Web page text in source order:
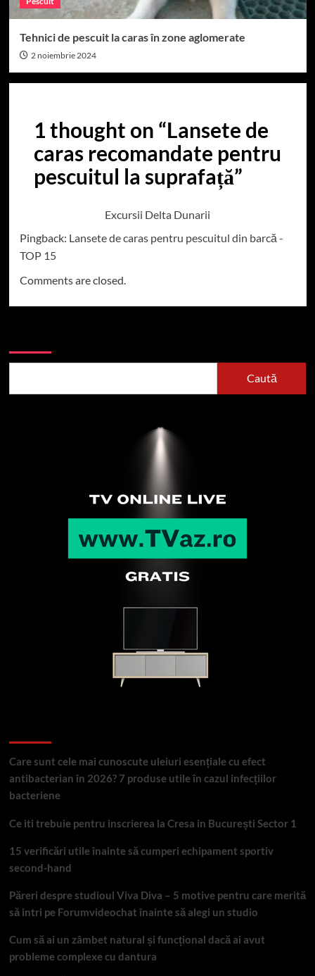
Tehnici de pescuit la caras în zone aglomerate
2 noiembrie 2024
1 thought on “Lansete de
caras recomandate pentru
pescuitul la suprafață”
Excursii Delta Dunarii
Pingback: Lansete de caras pentru pescuitul din barcă -
TOP 15
Comments are closed.
Caută
Care sunt cele mai cunoscute uleiuri esențiale cu efect
antibacterian în 2026? 7 produse utile în cazul infecțiilor
bacteriene
Ce iti trebuie pentru inscrierea la Cresa in București Sector 1
15 verificări utile înainte să cumperi echipament sportiv
second-hand
Păreri despre studioul Viva Diva – 5 motive pentru care merită
să intri pe Forumvideochat înainte să alegi un studio
Cum să ai un zâmbet natural și funcțional dacă ai avut
probleme complexe cu dantura